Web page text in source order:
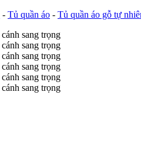
- Tủ quần áo - Tủ quần áo gỗ tự